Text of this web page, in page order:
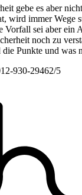
gebe es aber
wird immer Wege
Vorfall sei aber ein
noch zu
Punkte und was
930-29462/5